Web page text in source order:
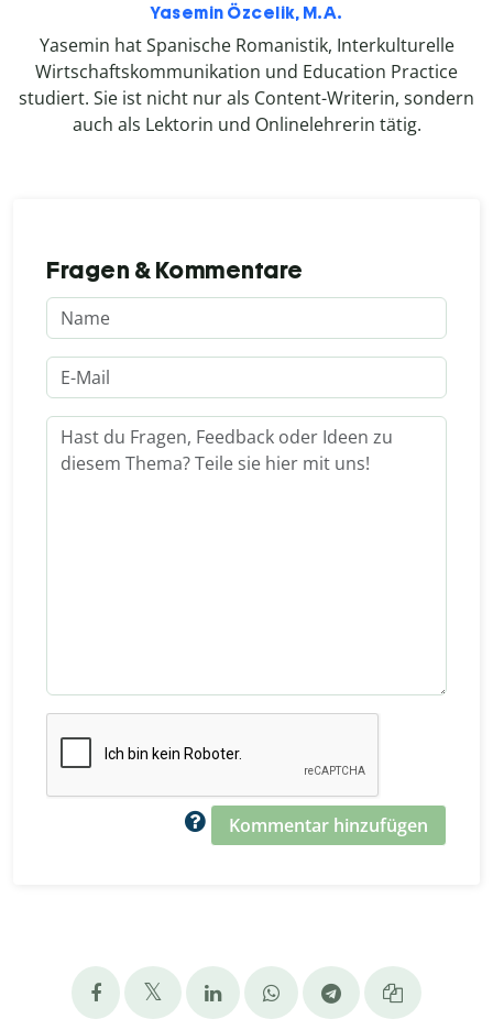
Yasemin Özcelik, M.A.
Yasemin hat Spanische Romanistik, Interkulturelle
Wirtschaftskommunikation und Education Practice
studiert. Sie ist nicht nur als Content-Writerin, sondern
auch als Lektorin und Onlinelehrerin tätig.
Fragen & Kommentare
Kommentar hinzufügen